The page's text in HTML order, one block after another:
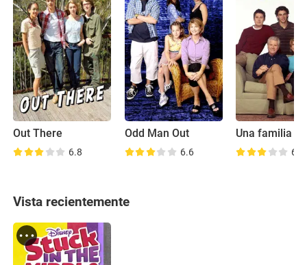
Out There
6.8
Odd Man Out
6.6
Una familia
6.7
Vista recientemente